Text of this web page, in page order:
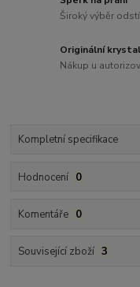
Široký výběr
Originální
Nákup u
Kompletní specifikace
Hodnocení 0
Komentáře 0
Související zboží 3